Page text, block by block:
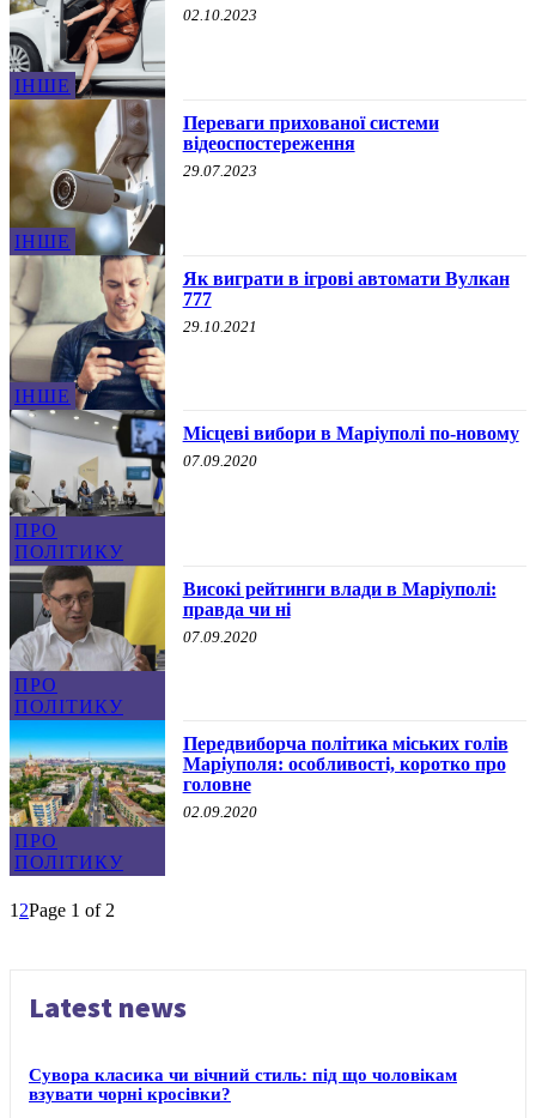
ІНШЕ
02.10.2023
ІНШЕ
Переваги прихованої системи
відеоспостереження
29.07.2023
ІНШЕ
Як виграти в ігрові автомати Вулкан
777
29.10.2021
ПРО
ПОЛІТИКУ
Місцеві вибори в Маріуполі по-новому
07.09.2020
ПРО
ПОЛІТИКУ
Високі рейтинги влади в Маріуполі:
правда чи ні
07.09.2020
ПРО
ПОЛІТИКУ
Передвиборча політика міських голів
Маріуполя: особливості, коротко про
головне
02.09.2020
1 2Page 1 of 2
Latest news
Сувора класика чи вічний стиль: під що чоловікам
взувати чорні кросівки?